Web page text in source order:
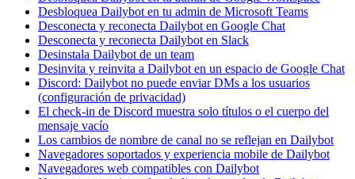
Desbloquea Dailybot en tu admin de Microsoft Teams
Desconecta y reconecta Dailybot en Google Chat
Desconecta y reconecta Dailybot en Slack
Desinstala Dailybot de un team
Desinvita y reinvita a Dailybot en un espacio de Google Chat
Discord: Dailybot no puede enviar DMs a los usuarios
(configuración de privacidad)
El check-in de Discord muestra solo títulos o el cuerpo del
mensaje vacío
Los cambios de nombre de canal no se reflejan en Dailybot
Navegadores soportados y experiencia mobile de Dailybot
Navegadores web compatibles con Dailybot